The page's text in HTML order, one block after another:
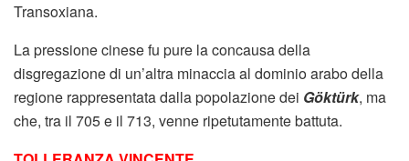
Transoxiana.
La pressione cinese fu pure la concausa della
disgregazione di un’altra minaccia al dominio arabo della
regione rappresentata dalla popolazione dei Göktürk, ma
che, tra il 705 e il 713, venne ripetutamente battuta.